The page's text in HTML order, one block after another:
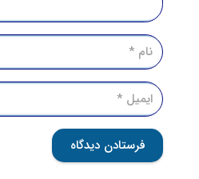
فرستادن دیدگاه